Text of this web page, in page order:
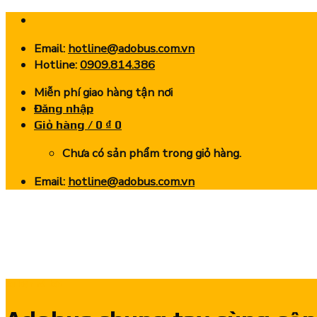
Skip
contentEmail: hotline@adobus.com.vn
Hotline:0909.814.386
Miễn phí giao hàng tận nơi
Đăng nhập
Giỏ hàng / 0 ₫ 0
Chưa có sản phẩm trong giỏ hàng.
Email: hotline@adobus.com.vn